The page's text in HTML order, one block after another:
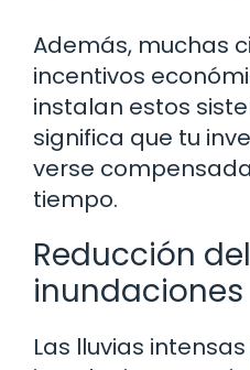
Además, muchas
incentivos
instalan estos
significa que tu
verse
tiempo.
Reducción
inundaciones
Las lluvias